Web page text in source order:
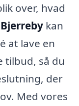
over, hvad
kan
at lave en
tilbud, så du
der
Med vores